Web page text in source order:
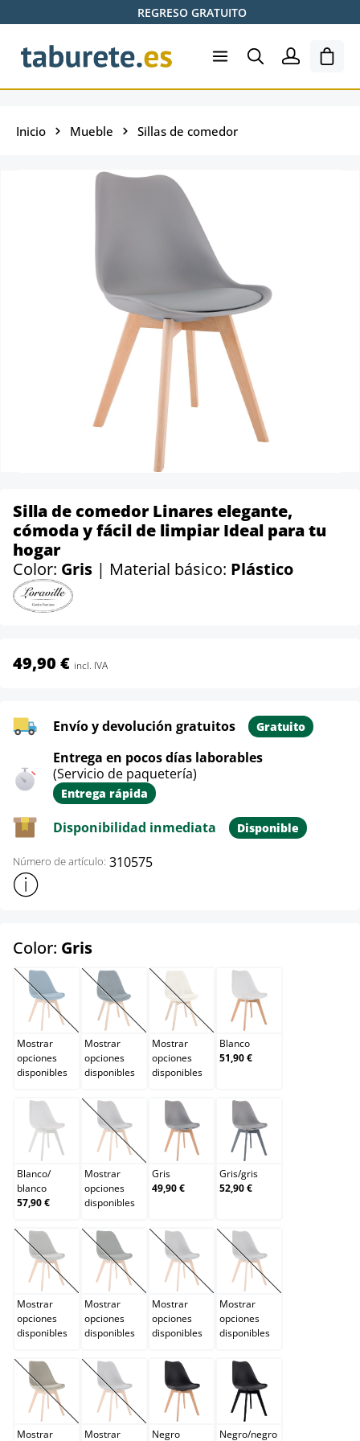
Saltar al contenido principalREGRESO GRATUITO
El
Inicio Mueble Sillas de comedor
Silla de comedor Linares elegante,
cómoda y fácil de limpiar Ideal para tu
hogar
Color: Gris | Material básico: Plástico
49,90 € incl. IVA
Envío y devolución gratuitos Gratuito
Entrega en pocos días laborables
(Servicio de paquetería)
Entrega rápida
Disponibilidad inmediata Disponible
Número de artículo: 310575
Mostrar más información sobre el producto
Color: Grisselect
Azul
(Esta opción no está disponible en este momento.)
Mostrar
opciones
disponibles
Azul oscuro
(Esta opción no está disponible en este momento.)
Mostrar
opciones
disponibles
Beige
(Esta opción no está disponible en
Mostrar
opciones
disponibles
Blanco
Blanco
51,90 €
Blanco/blanco
Blanco/
blanco
57,90 €
Burdeos
(Esta opción no está disponible en este momento.)
Mostrar
opciones
disponibles
Gris
Gris
49,90 €
Gris/gris
Gris/gris
52,90 €
Gris claro
(Esta opción no está disponible en este momento.)
Mostrar
opciones
disponibles
Gris oscuro
(Esta opción no está disponible en este momento.)
Mostrar
opciones
disponibles
Lila
(Esta opción no está disponible en
Mostrar
opciones
disponibles
Marrón
(Esta opción no está
Mostrar
opciones
disponibles
Marrón oscuro
(Esta opción no está disponible en este momento.)
Mostrar
Naranja
(Esta opción no está disponible en este momento.)
Mostrar
Negro
Negro
Negro/negro
Negro/negro